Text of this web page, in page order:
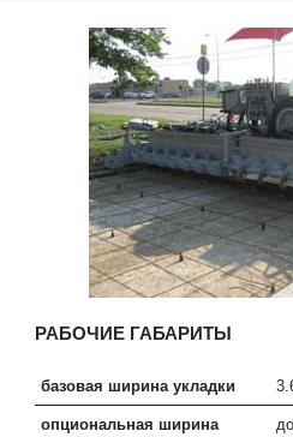
РАБОЧИЕ ГАБАРИТЫ
базовая ширина укладки
опциональная ширина